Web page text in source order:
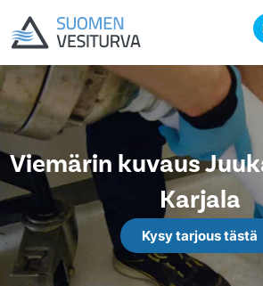
Viemärin kuvaus
Karjala
Kysy tarjous tästä